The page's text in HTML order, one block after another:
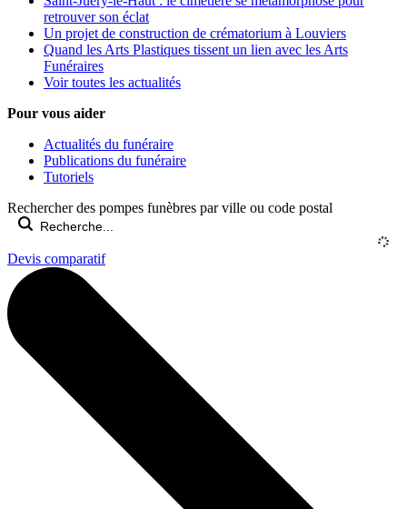
retrouver son éclat
Un projet de construction de crématorium à Louviers
Quand les Arts Plastiques tissent un lien avec les Arts
Funéraires
Voir toutes les actualités
Pour vous aider
Actualités du funéraire
Publications du funéraire
Tutoriels
Rechercher des pompes funèbres par ville ou code postal
Devis comparatif